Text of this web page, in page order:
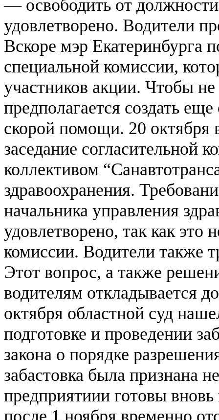
— освободить от
удовлетворено. Водители
Вскоре мэр Екатеринбурга
специальной комиссии,
участников акции. Чтобы
предполагается создать
скорой помощи. 20 октября
заседание согласительной
коллективом
здравоохранения.
начальника управления
удовлетворено, так как это
комиссии. Водители также
Этот вопрос, а также
водителям откладывается
октября областной суд
подготовке и проведении
закона о порядке
забастовка была признана
предприятиии готовы
после 1 ноября временно